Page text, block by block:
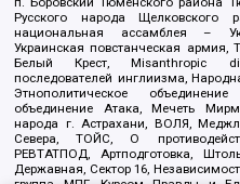
Русского народа Щелковского
национальная ассамблея –
Украинская повстанческая армия,
Белый Крест, Misanthropic
последователей инглиизма,
Этнополитическое
объединение Атака, Мечеть
народа г. Астрахани, ВОЛЯ,
Севера, ТОЙС, О
РЕВТАТПОД, Артподготовка,
Державная, Сектор 16,